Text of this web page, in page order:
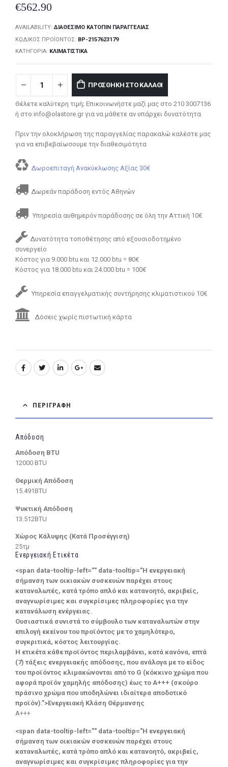
€562.90
AVAILABILITY:ΔΙΑΘΈΣΙΜΟ ΚΑΤΌΠΙΝ ΠΑΡΑΓΓΕΛΊΑΣ
ΚΩΔΙΚΌΣ ΠΡΟΪΌΝΤΟΣ: BP-2157623179
ΚΑΤΗΓΟΡΊΑ: ΚΛΙΜΑΤΙΣΤΙΚΆ
ΠΡΟΣΘΉΚΗ ΣΤΟ ΚΑΛΆΘΙ
Θέλετε καλύτερη τιμή; Επικοινωνήστε μαζί μας στο 210 3007136
ή στο info@olastore.gr για να μάθετε αν υπάρχει δυνατότητα
Πριν την ολοκλήρωση της παραγγελίας παρακαλώ καλέστε μας
για να επιβεβαίωσουμε την διαθεσιμότητα
Δωροεπιταγή Ανακύκλωσης Αξίας 30€
Δωρεάν παράδοση εντός Αθηνών
Υπηρεσία αυθημερόν παράδοσης σε όλη την Αττική 10€
Δυνατότητα τοποθέτησης από εξουσιοδοτημένο
συνεργείο
Κόστος για 9.000 btu και 12.000 btu = 80€
Κόστος για 18.000 btu και 24.000 btu = 100€
Υπηρεσία επαγγελματικής συντήρησης κλιματιστικού 10€
Δόσεις χωρίς πιστωτική κάρτα
ΠΕΡΙΓΡΑΦΉ
Απόδοση
Απόδοση BTU
12000 BTU
Θερμική Απόδοση
15.491BTU
Ψυκτική Απόδοση
13.512BTU
Χώρος Κάλυψης (Κατά Προσέγγιση)
25τμ
Ενεργειακή Ετικέτα
<span data-tooltip-left="" data-tooltip="Η ενεργειακή
σήμανση των οικιακών συσκευών παρέχει στους
καταναλωτές, κατά τρόπο απλό και κατανοητό, ακριβείς,
αναγνωρίσιμες και συγκρίσιμες πληροφορίες για την
κατανάλωση ενέργειας.
Ουσιαστικά συνιστά το σύμβουλο των καταναλωτών στην
επιλογή εκείνου του προϊόντος με το χαμηλότερο,
συγκριτικά, κόστος λειτουργίας.
Η ετικέτα κάθε προϊόντος περιλαμβάνει, κατά κανόνα, επτά
(7) τάξεις ενεργειακής απόδοσης, που ανάλογα με το είδος
του προϊόντος κλιμακώνονται από το G (κόκκινο χρώμα που
αφορά προϊόν χαμηλής απόδοσης) έως το Α+++ (σκούρο
πράσινο χρώμα που υποδηλώνει ιδιαίτερα αποδοτικό
προϊόν).”>Ενεργειακή Κλάση Θέρμανσης
A+++
<span data-tooltip-left="" data-tooltip="Η ενεργειακή
σήμανση των οικιακών συσκευών παρέχει στους
καταναλωτές, κατά τρόπο απλό και κατανοητό, ακριβείς,
αναγνωρίσιμες και συγκρίσιμες πληροφορίες για την